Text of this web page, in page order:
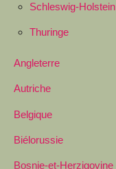
Schleswig-Holstein
Thuringe
Angleterre
Autriche
Belgique
Biélorussie
Bosnie-et-Herzigovine